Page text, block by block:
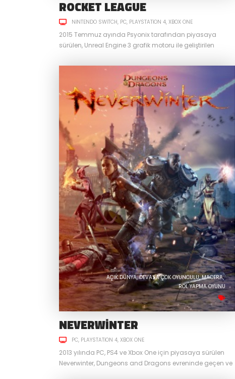
ROCKET LEAGUE
NINTENDO SWITCH PC PLAYSTATION 4 XBOX ONE
2015 Temmuz ayında Psyonix tarafından piyasaya
sürülen, Unreal Engine 3 grafik motoru ile geliştirilen
ilgisini çekmiştir. Oyunun kategorisi spor olsa da
arabalarla futbol oynama mantığına dayanır. Üstün fizik
motoru sayesinde arabaların roket yardımı ile
uçabilmesi, oyunculara hayal dahi edemeyecekleri
golleri atabilmelerini sağlıyor. Psyonix’in geçtiğimiz
günlerde Epic Games...
AÇIK DÜNYA DEVASA ÇOK OYUNCULU MACERA
ROL YAPMA OYUNU
NEVERWINTER
PC PLAYSTATION 4 XBOX ONE
2013 yılında PC, PS4 ve Xbox One için piyasaya sürülen
Neverwinter, Dungeons and Dragons evreninde geçen ve